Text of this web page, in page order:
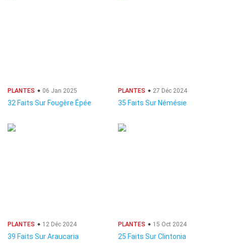
PLANTES 06 Jan 2025
32 Faits Sur Fougère Épée
PLANTES 27 Déc 2024
35 Faits Sur Némésie
PLANTES 12 Déc 2024
39 Faits Sur Araucaria
PLANTES 15 Oct 2024
25 Faits Sur Clintonia